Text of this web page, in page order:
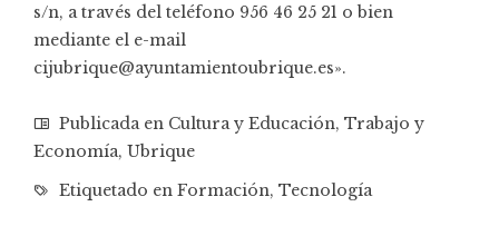
s/n, a través del teléfono 956 46 25 21 o bien
mediante el e-mail
cijubrique@ayuntamientoubrique.es».
Publicada en Cultura y Educación, Trabajo y
Economía, Ubrique
Etiquetado en Formación, Tecnología